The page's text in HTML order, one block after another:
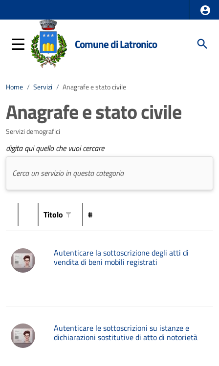
Comune di Latronico
Home / Servizi / Anagrafe e stato civile
Anagrafe e stato civile
Servizi demografici
digita qui quello che vuoi cercare
Titolo #
Autenticare la sottoscrizione degli atti di
vendita di beni mobili registrati
Autenticare le sottoscrizioni su istanze e
dichiarazioni sostitutive di atto di notorietà